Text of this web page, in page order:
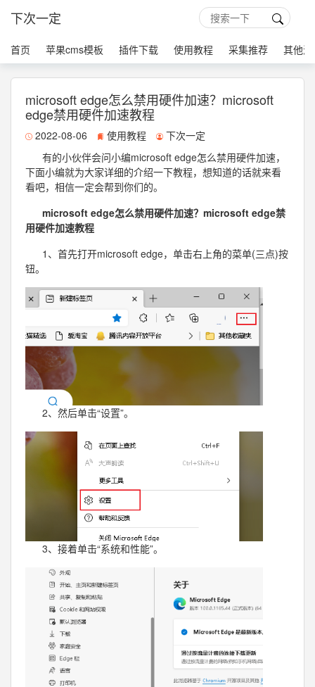
下次一定
首页 苹果cms模板 插件下载 使用教程 采集推荐 其他
microsoft edge怎么禁用硬件加速？microsoft
edge禁用硬件加速教程
2022-08-06 使用教程
下次一定
有的小伙伴会问小编microsoft edge怎么禁用硬件加速，
下面小编就为大家详细的介绍一下教程，想知道的话就来看
看吧，相信一定会帮到你们的。
microsoft edge怎么禁用硬件加速？microsoft edge禁
用硬件加速教程
1、首先打开microsoft edge，单击右上角的菜单(三点)按
钮。
2、然后单击“设置”。
3、接着单击“系统和性能”。